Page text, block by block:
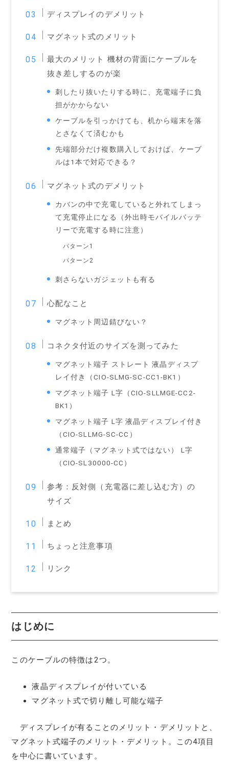
ディスプレイのデメリット
マグネット式のメリット
最大のメリット 機材の背面にケーブルを
抜き差しするのが楽
刺したり抜いたりする時に、充電端子に負
担がかからない
ケーブルを引っかけても、机から端末を落
とさなくて済むかも
先端部分だけ複数購入しておけば、ケーブ
ルは1本で対応できる？
マグネット式のデメリット
カバンの中で充電していると外れてしまっ
て充電停止になる（外出時モバイルバッテ
リーで充電する時に注意）
パターン1
パターン2
刺さらないガジェットも有る
心配なこと
マグネット周辺錆びない？
コネクタ付近のサイズを測ってみた
マグネット端子 ストレート 液晶ディスプ
レイ付き（‎CIO-SLMG-SC-CC1-BK1）
マグネット端子 L字（‎CIO-SLLMGE-CC2-
BK1）
マグネット端子 L字 液晶ディスプレイ付き
（CIO-SLLMG-SC-CC）
通常端子（マグネット式ではない） L字
（CIO-SL30000-CC）
参考：反対側（充電器に差し込む方）の
サイズ
まとめ
ちょっと注意事項
リンク
はじめに
このケーブルの特徴は2つ。
液晶ディスプレイが付いている
マグネット式で切り離し可能な端子
ディスプレイが有ることのメリット・デメリットと、
マグネット式端子のメリット・デメリット。この4項目
を中心に書いています。